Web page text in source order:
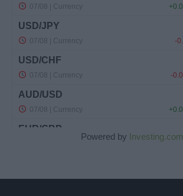
Powered by Investing.com